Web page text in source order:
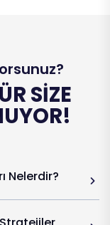
SIZE
Nelerdir?